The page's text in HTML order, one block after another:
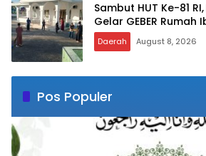
Sambut HUT Ke-81
Gelar GEBER Rumah
Daerah August 8, 2026
Pos Populer